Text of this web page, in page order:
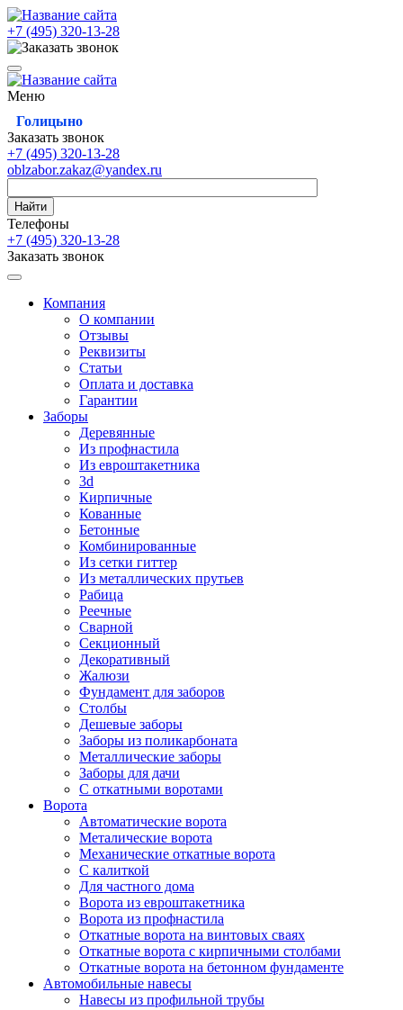
+7 (495) 320-13-28
Меню
Голицыно
Заказать звонок
+7 (495) 320-13-28
oblzabor.zakaz@yandex.ru
Найти
Телефоны
+7 (495) 320-13-28
Заказать звонок
Компания
О компании
Отзывы
Реквизиты
Статьи
Оплата и доставка
Гарантии
Заборы
Деревянные
Из профнастила
Из евроштакетника
3d
Кирпичные
Кованные
Бетонные
Комбинированные
Из сетки гиттер
Из металлических прутьев
Рабица
Реечные
Сварной
Секционный
Декоративный
Жалюзи
Фундамент для заборов
Столбы
Дешевые заборы
Заборы из поликарбоната
Металлические заборы
Заборы для дачи
С откатными воротами
Ворота
Автоматические ворота
Металические ворота
Механические откатные ворота
С калиткой
Для частного дома
Ворота из евроштакетника
Ворота из профнастила
Откатные ворота на винтовых сваях
Откатные ворота с кирпичными столбами
Откатные ворота на бетонном фундаменте
Автомобильные навесы
Навесы из профильной трубы